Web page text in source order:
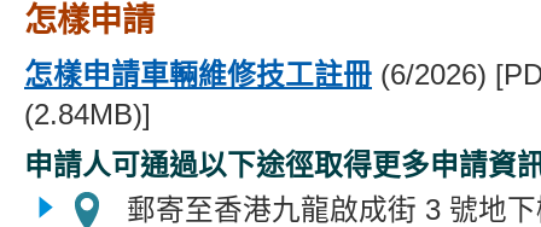
怎樣申請
怎樣申請車輛維修技工註冊 (6/2026)
(2.84MB)]
申請人可通過以下途徑取得更多申請資
郵寄至香港九龍啟成街 3 號地